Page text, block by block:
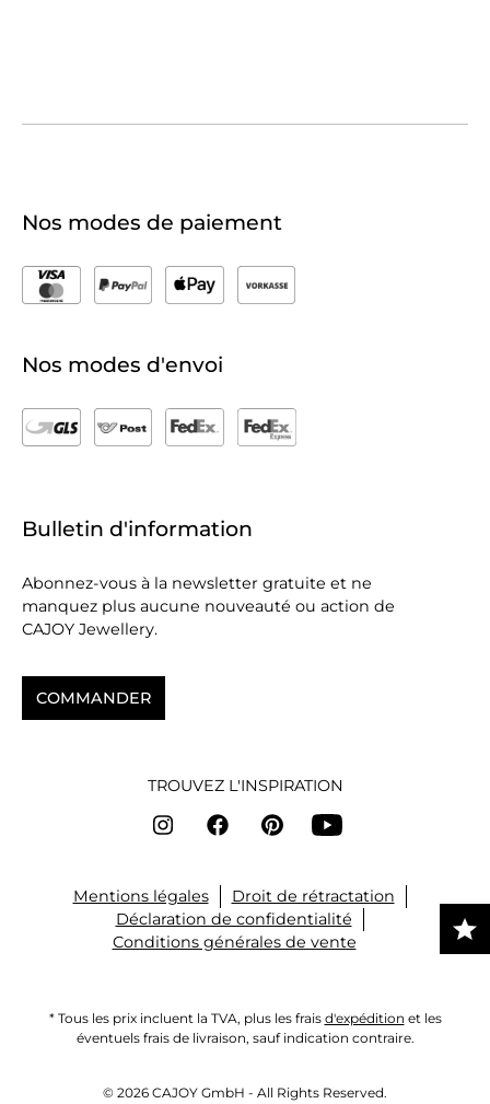
Nos modes de paiement
Nos modes d'envoi
Bulletin d'information
Abonnez-vous à la newsletter gratuite et ne
manquez plus aucune nouveauté ou action de
CAJOY Jewellery.
COMMANDER
TROUVEZ L'INSPIRATION
Mentions légales
Droit de rétractation
Déclaration de confidentialité
Conditions générales de vente
* Tous les prix incluent la TVA, plus les frais d'expédition et les
éventuels frais de livraison, sauf indication contraire.
© 2026 CAJOY GmbH - All Rights Reserved.